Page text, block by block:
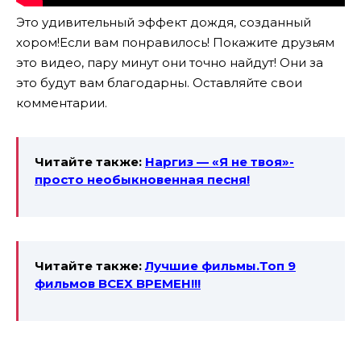
Это удивительный эффект дождя, созданный
хором!Если вам понравилось! Покажите друзьям
это видео, пару минут они точно найдут! Они за
это будут вам благодарны. Оставляйте свои
комментарии.
Читайте также: Наргиз — «Я не твоя»-
просто необыкновенная песня!
Читайте также:Лучшие фильмы.Топ 9
фильмов ВСЕХ ВРЕМЕН!!!